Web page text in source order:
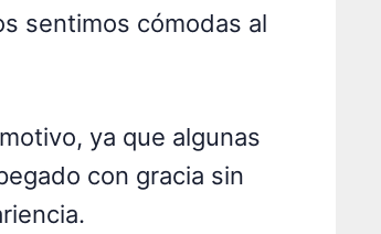
sentimos cómodas al
ya que algunas
con gracia sin